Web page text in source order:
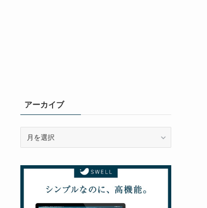
アーカイブ
イ